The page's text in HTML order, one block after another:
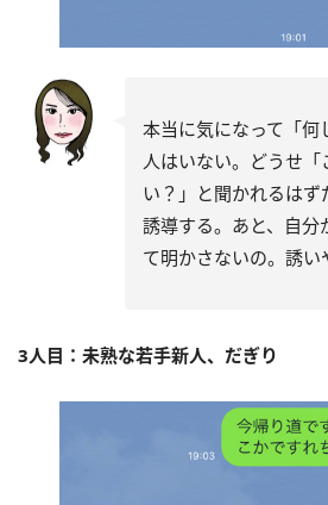
本当に気になって「何
人はいない。どうせ「
い？」と聞かれるは
誘導する。あと、自分
て明かさないの。誘い
3人目：未熟な若手新人、だぎり